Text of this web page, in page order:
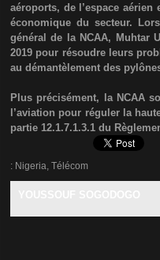
aéroports, de l’espace
économique du secteur.
général de la NCAA, Muhtar
2019 pour résoudre leurs
au démantèlement des
Plus précisément, la NCAA
l’aviation pour réguler la
partie 12.1.7.1.3.1 du
: Nigeria, Télécom